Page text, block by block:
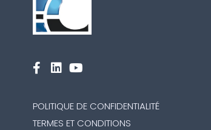
POLITIQUE DE CONFIDENTIALITÉ
TERMES ET CONDITIONS